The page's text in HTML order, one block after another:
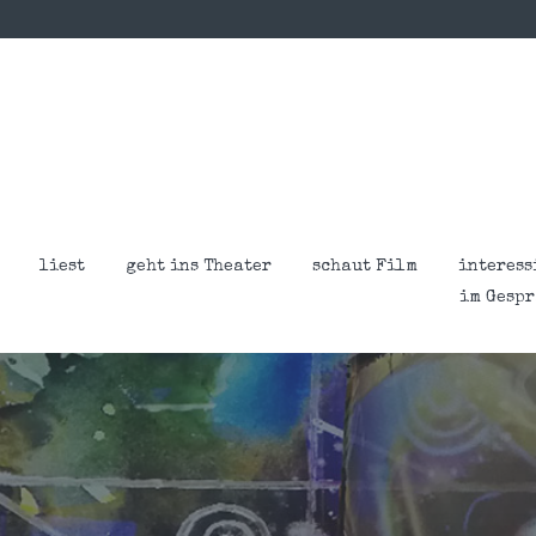
liest geht ins Theater schaut Film
im